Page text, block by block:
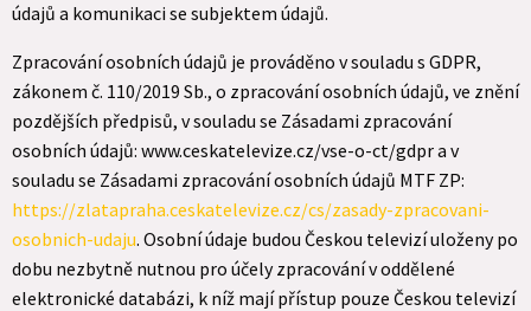
údajů a komunikaci se subjektem údajů.
Zpracování osobních údajů je prováděno v souladu s GDPR,
zákonem č. 110/2019 Sb., o zpracování osobních údajů, ve znění
pozdějších předpisů, v souladu se Zásadami zpracování
osobních údajů: www.ceskatelevize.cz/vse-o-ct/gdpr a v
souladu se Zásadami zpracování osobních údajů MTF ZP:
https://zlatapraha.ceskatelevize.cz/cs/zasady-zpracovani-
osobnich-udaju. Osobní údaje budou Českou televizí uloženy po
dobu nezbytně nutnou pro účely zpracování v oddělené
elektronické databázi, k níž mají přístup pouze Českou televizí